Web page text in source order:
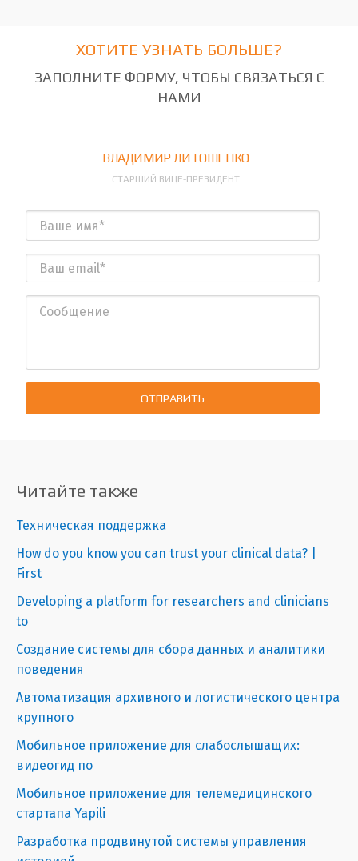
ХОТИТЕ УЗНАТЬ БОЛЬШЕ?
ЗАПОЛНИТЕ ФОРМУ, ЧТОБЫ СВЯЗАТЬСЯ С
НАМИ
ВЛАДИМИР ЛИТОШЕНКО
СТАРШИЙ ВИЦЕ-ПРЕЗИДЕНТ
ОТПРАВИТЬ
Читайте также
Техническая поддержка
How do you know you can trust your clinical data? |
First
Developing a platform for researchers and clinicians
to
Создание системы для сбора данных и аналитики
поведения
Автоматизация архивного и логистического центра
крупного
Мобильное приложение для слабослышащих:
видеогид по
Мобильное приложение для телемедицинского
стартапа Yapili
Разработка продвинутой системы управления